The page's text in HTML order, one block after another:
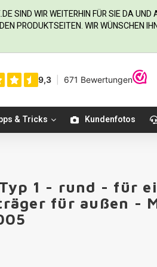
SIND WIR WEITERHIN FÜR SIE DA UND
PRODUKTSEITEN. WIR WÜNSCHEN
& Tricks Kundenfotos
1 - rund - für
für außen -